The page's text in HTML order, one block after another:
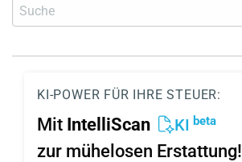
KI-POWER FÜR IHRE STEUER:
Mit IntelliScan KI beta
zur mühelosen Erstattung!